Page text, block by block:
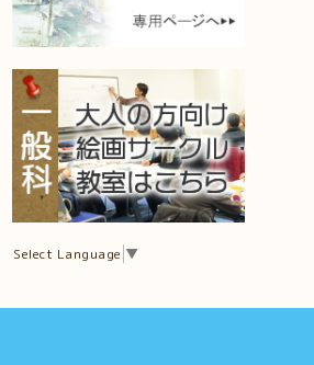
Select Language ▼